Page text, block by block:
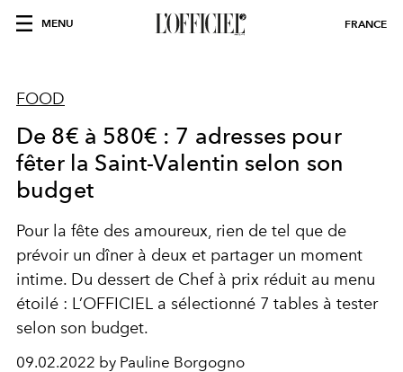
MENU FRANCE
FOOD
De 8€ à 580€ : 7 adresses pour
fêter la Saint-Valentin selon son
budget
Pour la fête des amoureux, rien de tel que de
prévoir un dîner à deux et partager un moment
intime. Du dessert de Chef à prix réduit au menu
étoilé : L’OFFICIEL a sélectionné 7 tables à tester
selon son budget.
09.02.2022 by Pauline Borgogno